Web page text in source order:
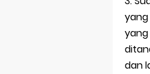
yang
dan